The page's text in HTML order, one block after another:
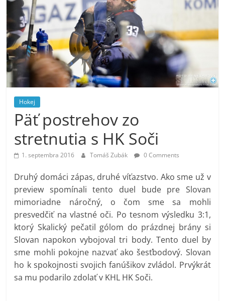
Hokej
Päť postrehov zo
stretnutia s HK Soči
1. septembra 2016 Tomáš Zubák 0 Comments
Druhý domáci zápas, druhé víťazstvo. Ako sme už v
preview spomínali tento duel bude pre Slovan
mimoriadne náročný, o čom sme sa mohli
presvedčiť na vlastné oči. Po tesnom výsledku 3:1,
ktorý Skalický pečatil gólom do prázdnej brány si
Slovan napokon vybojoval tri body. Tento duel by
sme mohli pokojne nazvať ako šesťbodový. Slovan
ho k spokojnosti svojich fanúšikov zvládol. Prvýkrát
sa mu podarilo zdolať v KHL HK Soči.